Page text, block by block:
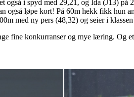
også i spyd med 29,21, og Ida (J13) på
også løpe kort! På 60m hekk fikk hun
med ny pers (48,32) og seier i
fine konkurranser og mye læring. Og